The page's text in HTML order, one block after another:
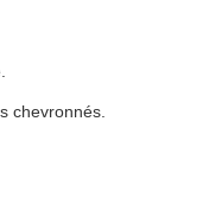
chevronnés.